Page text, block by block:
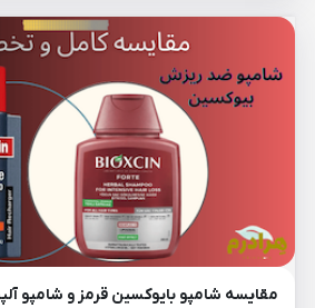
مقایسه شامپو بایوکسین قرمز و شامپو